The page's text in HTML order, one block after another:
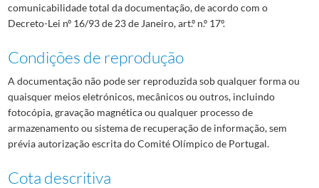
comunicabilidade total da documentação, de acordo com o
Decreto-Lei nº 16/93 de 23 de Janeiro, art.º n.º 17º.
Condições de reprodução
A documentação não pode ser reproduzida sob qualquer forma ou
quaisquer meios eletrónicos, mecânicos ou outros, incluindo
fotocópia, gravação magnética ou qualquer processo de
armazenamento ou sistema de recuperação de informação, sem
prévia autorização escrita do Comité Olímpico de Portugal.
Cota descritiva